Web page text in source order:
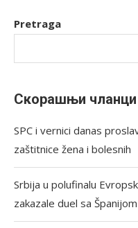
Pretraga
Скорашњи чланци
SPC i vernici danas
zaštitnice žena i bolesnih
Srbija u polufinalu
zakazale duel sa Španijom